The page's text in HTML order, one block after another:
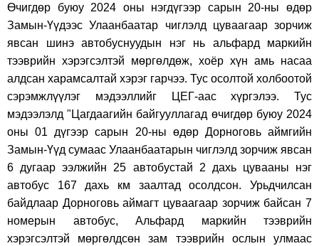
Өчигдөр буюу 2024 оны нэгдүгээр сарын 20-ны өдөр
Замын-Үүдээс Улаанбаатар чиглэлд цуваагаар зорчиж
явсан шинэ автобуснуудын нэг нь альфард маркийн
тээврийн хэрэгсэлтэй мөргөлдөж, хоёр хүн амь насаа
алдсан харамсалтай хэрэг гарчээ. Тус осолтой холбоотой
сэрэмжлүүлэг мэдээллийг ЦЕГ-аас хүргэлээ. Тус
мэдээлэлд "Цагдаагийн байгууллагад өчигдөр буюу 2024
оны 01 дүгээр сарын 20-ны өдөр Дорноговь аймгийн
Замын-Үүд сумаас Улаанбаатарын чиглэлд зорчиж явсан
6 дугаар ээлжийн 25 автобустай 2 дахь цувааны нэг
автобус 167 дахь км заалтад осолдсон. Урьдчилсан
байдлаар Дорноговь аймагт цуваагаар зорчиж байсан 7
номерын автобус, Альфард маркийн тээврийн
хэрэгсэлтэй мөргөлдсөн зам тээврийн ослын улмаас